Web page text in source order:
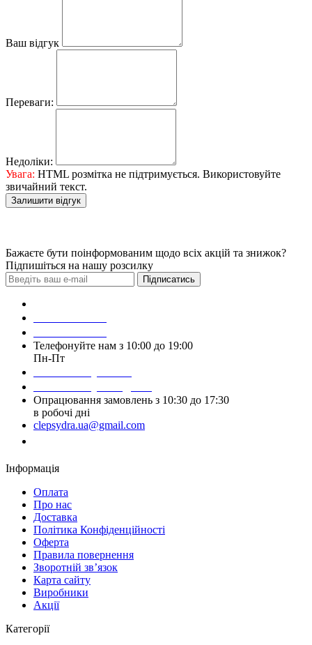
Ваш відгук
Переваги:
Недоліки:
Увага: HTML розмітка не підтримується. Використовуйте
звичайний текст.
Залишити відгук
Бажаєте бути поінформованим щодо всіх акцій та знижок?
Підпишіться на нашу розсилку
Підписатись
Телефонуйте нам з 10:00 до 19:00
Пн-Пт
Опрацювання замовлень з 10:30 до 17:30
в робочі дні
clepsydra.ua@gmail.com
Інформація
Оплата
Про нас
Доставка
Політика Конфіденційності
Оферта
Правила повернення
Зворотній зв’язок
Карта сайту
Виробники
Акції
Категорії